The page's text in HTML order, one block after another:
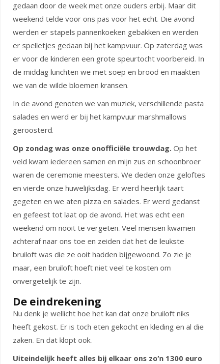
gedaan door de week met onze ouders erbij. Maar dit
weekend telde voor ons pas voor het echt. Die avond
werden er stapels pannenkoeken gebakken en werden
er spelletjes gedaan bij het kampvuur. Op zaterdag was
er voor de kinderen een grote speurtocht voorbereid. In
de middag lunchten we met soep en brood en maakten
we van de wilde bloemen kransen.
In de avond genoten we van muziek, verschillende pasta
salades en werd er bij het kampvuur marshmallows
geroosterd.
Op zondag was onze onofficiële trouwdag. Op het
veld kwam iedereen samen en mijn zus en schoonbroer
waren de ceremonie meesters. We deden onze geloftes
en vierde onze huwelijksdag. Er werd heerlijk taart
gegeten en we aten pizza en salades. Er werd gedanst
en gefeest tot laat op de avond. Het was echt een
weekend om nooit te vergeten. Veel mensen kwamen
achteraf naar ons toe en zeiden dat het de leukste
bruiloft was die ze ooit hadden bijgewoond. Zo zie je
maar, een bruiloft hoeft niet veel te kosten om
onvergetelijk te zijn.
De eindrekening
Nu denk je wellicht hoe het kan dat onze bruiloft niks
heeft gekost. Er is toch eten gekocht en kleding en al die
zaken. En dat klopt ook.
Uiteindelijk heeft alles bij elkaar ons zo’n 1300 euro